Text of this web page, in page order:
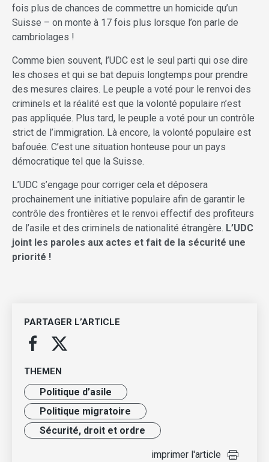
fois plus de chances de commettre un homicide qu’un
Suisse – on monte à 17 fois plus lorsque l’on parle de
cambriolages !
Comme bien souvent, l’UDC est le seul parti qui ose dire
les choses et qui se bat depuis longtemps pour prendre
des mesures claires. Le peuple a voté pour le renvoi des
criminels et la réalité est que la volonté populaire n’est
pas appliquée. Plus tard, le peuple a voté pour un contrôle
strict de l’immigration. Là encore, la volonté populaire est
bafouée. C’est une situation honteuse pour un pays
démocratique tel que la Suisse.
L’UDC s’engage pour corriger cela et déposera
prochainement une initiative populaire afin de garantir le
contrôle des frontières et le renvoi effectif des profiteurs
de l’asile et des criminels de nationalité étrangère. L’UDC
joint les paroles aux actes et fait de la sécurité une
priorité !
PARTAGER L’ARTICLE
THEMEN
Politique d’asile
Politique migratoire
Sécurité, droit et ordre
imprimer l'article